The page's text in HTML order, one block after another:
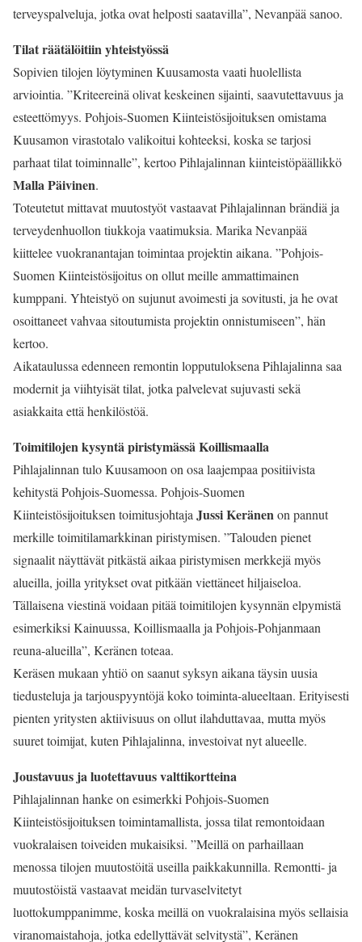
terveyspalveluja, jotka ovat helposti saatavilla”, Nevanpää sanoo.
Tilat räätälöitiin yhteistyössä
Sopivien tilojen löytyminen Kuusamosta vaati huolellista
arviointia. ”Kriteereinä olivat keskeinen sijainti, saavutettavuus ja
esteettömyys. Pohjois-Suomen Kiinteistösijoituksen omistama
Kuusamon virastotalo valikoitui kohteeksi, koska se tarjosi
parhaat tilat toiminnalle”, kertoo Pihlajalinnan kiinteistöpäällikkö
Malla Päivinen.
Toteutetut mittavat muutostyöt vastaavat Pihlajalinnan brändiä ja
terveydenhuollon tiukkoja vaatimuksia. Marika Nevanpää
kiittelee vuokranantajan toimintaa projektin aikana. ”Pohjois-
Suomen Kiinteistösijoitus on ollut meille ammattimainen
kumppani. Yhteistyö on sujunut avoimesti ja sovitusti, ja he ovat
osoittaneet vahvaa sitoutumista projektin onnistumiseen”, hän
kertoo.
Aikataulussa edenneen remontin lopputuloksena Pihlajalinna saa
modernit ja viihtyisät tilat, jotka palvelevat sujuvasti sekä
asiakkaita että henkilöstöä.
Toimitilojen kysyntä piristymässä Koillismaalla
Pihlajalinnan tulo Kuusamoon on osa laajempaa positiivista
kehitystä Pohjois-Suomessa. Pohjois-Suomen
Kiinteistösijoituksen toimitusjohtaja Jussi Keränenon pannut
merkille toimitilamarkkinan piristymisen. ”Talouden pienet
signaalit näyttävät pitkästä aikaa piristymisen merkkejä myös
alueilla, joilla yritykset ovat pitkään viettäneet hiljaiseloa.
Tällaisena viestinä voidaan pitää toimitilojen kysynnän elpymistä
esimerkiksi Kainuussa, Koillismaalla ja Pohjois-Pohjanmaan
reuna-alueilla”, Keränen toteaa.
Keräsen mukaan yhtiö on saanut syksyn aikana täysin uusia
tiedusteluja ja tarjouspyyntöjä koko toiminta-alueeltaan. Erityisesti
pienten yritysten aktiivisuus on ollut ilahduttavaa, mutta myös
suuret toimijat, kuten Pihlajalinna, investoivat nyt alueelle.
Joustavuus ja luotettavuus valttikortteina
Pihlajalinnan hanke on esimerkki Pohjois-Suomen
Kiinteistösijoituksen toimintamallista, jossa tilat remontoidaan
vuokralaisen toiveiden mukaisiksi. ”Meillä on parhaillaan
menossa tilojen muutostöitä useilla paikkakunnilla. Remontti- ja
muutostöistä vastaavat meidän turvaselvitetyt
luottokumppanimme, koska meillä on vuokralaisina myös sellaisia
viranomaistahoja, jotka edellyttävät selvitystä”, Keränen